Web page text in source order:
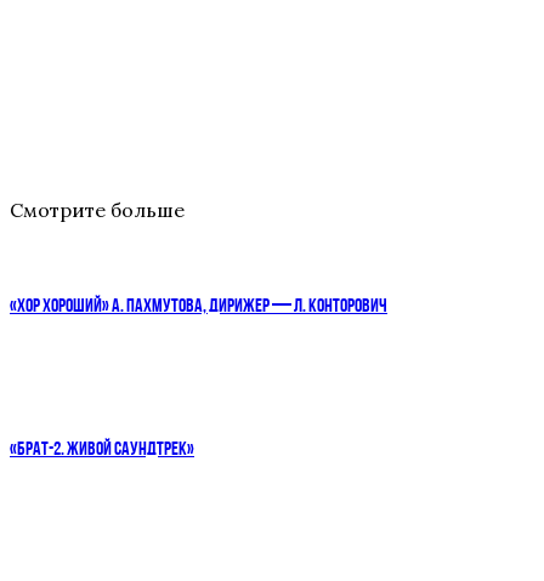
Смотрите больше
«ХОР ХОРОШИЙ» А. ПАХМУТОВА, ДИРИЖЕР — Л. КОНТОРОВИЧ
«БРАТ-2. ЖИВОЙ САУНДТРЕК»